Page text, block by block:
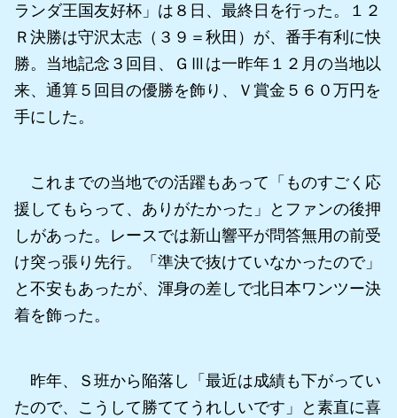
ランダ王国友好杯」は８日、最終日を行った。１２
Ｒ決勝は守沢太志（３９＝秋田）が、番手有利に快
勝。当地記念３回目、ＧⅢは一昨年１２月の当地以
来、通算５回目の優勝を飾り、Ｖ賞金５６０万円を
手にした。
これまでの当地での活躍もあって「ものすごく応
援してもらって、ありがたかった」とファンの後押
しがあった。レースでは新山響平が問答無用の前受
け突っ張り先行。「準決で抜けていなかったので」
と不安もあったが、渾身の差しで北日本ワンツー決
着を飾った。
昨年、Ｓ班から陥落し「最近は成績も下がってい
たので、こうして勝ててうれしいです」と素直に喜